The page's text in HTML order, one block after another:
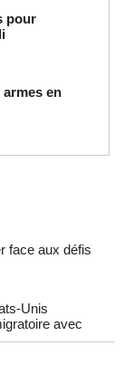
pour
en
avec